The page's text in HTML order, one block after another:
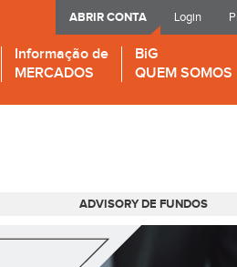
Login
ABRIR CONTA
Informação de
MERCADOS
BiG
QUEM SOMOS
ADVISORY DE FUNDOS